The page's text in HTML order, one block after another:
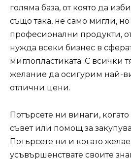
голяма база, от която да
също така, не само мигли,
професионални продукти,
нужда всеки бизнес в
миглопластиката. С всички
желание да осигурим най-
отлични цени.
Потърсете ни винаги,
съвет или помощ за
Потърсете ни и когато
усъвършенствате своите